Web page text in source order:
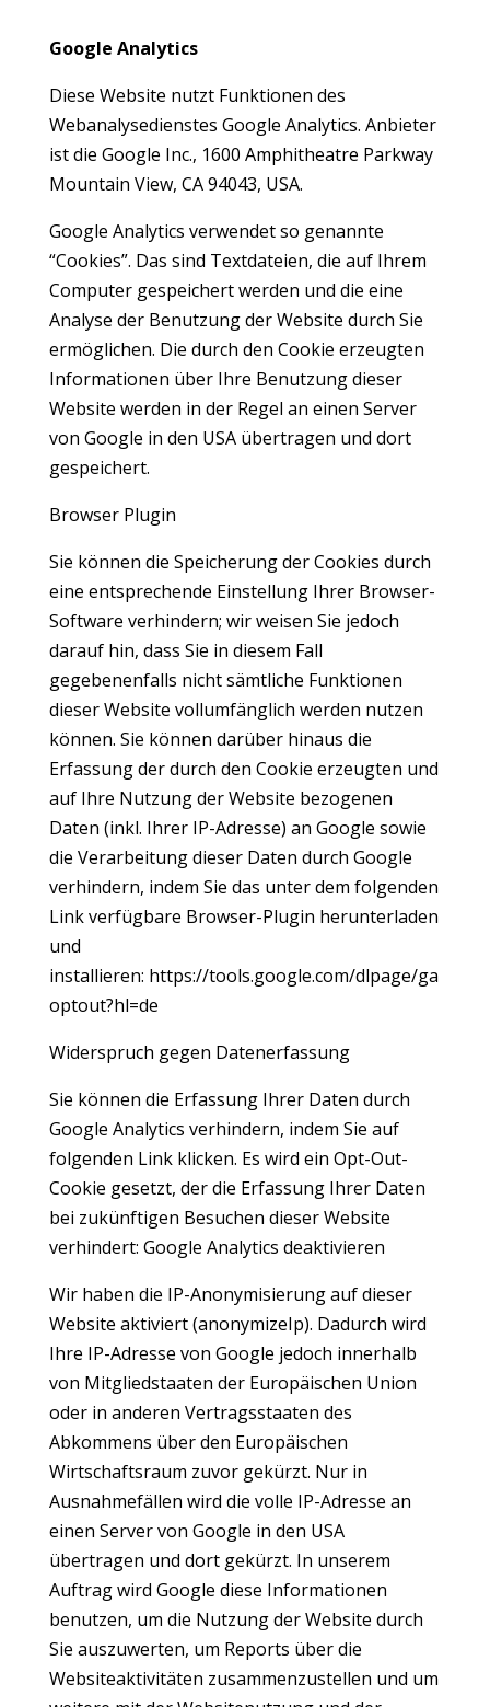
Google Analytics
Diese Website nutzt Funktionen des
Webanalysedienstes Google Analytics. Anbieter
ist die Google Inc., 1600 Amphitheatre Parkway
Mountain View, CA 94043, USA.
Google Analytics verwendet so genannte
“Cookies”. Das sind Textdateien, die auf Ihrem
Computer gespeichert werden und die eine
Analyse der Benutzung der Website durch Sie
ermöglichen. Die durch den Cookie erzeugten
Informationen über Ihre Benutzung dieser
Website werden in der Regel an einen Server
von Google in den USA übertragen und dort
gespeichert.
Browser Plugin
Sie können die Speicherung der Cookies durch
eine entsprechende Einstellung Ihrer Browser-
Software verhindern; wir weisen Sie jedoch
darauf hin, dass Sie in diesem Fall
gegebenenfalls nicht sämtliche Funktionen
dieser Website vollumfänglich werden nutzen
können. Sie können darüber hinaus die
Erfassung der durch den Cookie erzeugten und
auf Ihre Nutzung der Website bezogenen
Daten (inkl. Ihrer IP-Adresse) an Google sowie
die Verarbeitung dieser Daten durch Google
verhindern, indem Sie das unter dem folgenden
Link verfügbare Browser-Plugin herunterladen
und
installieren: https://tools.google.com/dlpage/ga
optout?hl=de
Widerspruch gegen Datenerfassung
Sie können die Erfassung Ihrer Daten durch
Google Analytics verhindern, indem Sie auf
folgenden Link klicken. Es wird ein Opt-Out-
Cookie gesetzt, der die Erfassung Ihrer Daten
bei zukünftigen Besuchen dieser Website
verhindert: Google Analytics deaktivieren
Wir haben die IP-Anonymisierung auf dieser
Website aktiviert (anonymizeIp). Dadurch wird
Ihre IP-Adresse von Google jedoch innerhalb
von Mitgliedstaaten der Europäischen Union
oder in anderen Vertragsstaaten des
Abkommens über den Europäischen
Wirtschaftsraum zuvor gekürzt. Nur in
Ausnahmefällen wird die volle IP-Adresse an
einen Server von Google in den USA
übertragen und dort gekürzt. In unserem
Auftrag wird Google diese Informationen
benutzen, um die Nutzung der Website durch
Sie auszuwerten, um Reports über die
Websiteaktivitäten zusammenzustellen und um